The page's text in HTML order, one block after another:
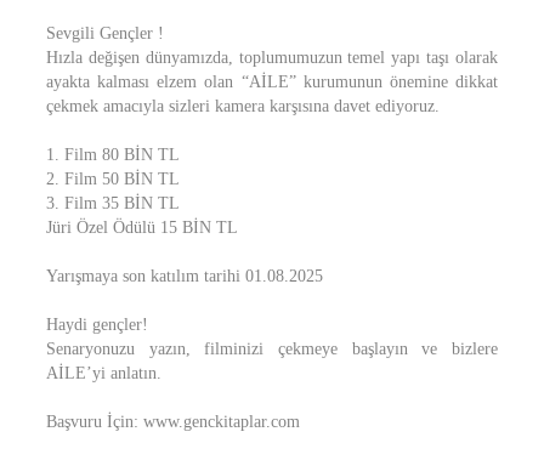
Sevgili Gençler !
Hızla değişen dünyamızda, toplumumuzun temel yapı taşı olarak
ayakta kalması elzem olan “AİLE” kurumunun önemine dikkat
çekmek amacıyla sizleri kamera karşısına davet ediyoruz.
1. Film 80 BİN TL
2. Film 50 BİN TL
3. Film 35 BİN TL
Jüri Özel Ödülü 15 BİN TL
Yarışmaya son katılım tarihi 01.08.2025
Haydi gençler!
Senaryonuzu yazın, filminizi çekmeye başlayın ve bizlere
AİLE’yi anlatın.
Başvuru İçin: www.genckitaplar.com